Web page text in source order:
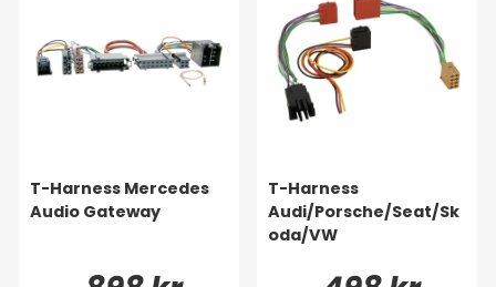
T-Harness Mercedes
Audio Gateway
T-Harness
Audi/Porsche/Seat/Sk
oda/VW